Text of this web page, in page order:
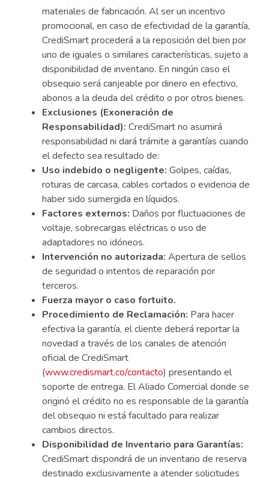
materiales de fabricación. Al ser un incentivo
promocional, en caso de efectividad de la garantía,
CrediSmart procederá a la reposición del bien por
uno de iguales o similares características, sujeto a
disponibilidad de inventario. En ningún caso el
obsequio será canjeable por dinero en efectivo,
abonos a la deuda del crédito o por otros bienes.
Exclusiones (Exoneración de
Responsabilidad): CrediSmart no asumirá
responsabilidad ni dará trámite a garantías cuando
el defecto sea resultado de:
Uso indebido o negligente: Golpes, caídas,
roturas de carcasa, cables cortados o evidencia de
haber sido sumergida en líquidos.
Factores externos: Daños por fluctuaciones de
voltaje, sobrecargas eléctricas o uso de
adaptadores no idóneos.
Intervención no autorizada: Apertura de sellos
de seguridad o intentos de reparación por
terceros.
Fuerza mayor o caso fortuito.
Procedimiento de Reclamación: Para hacer
efectiva la garantía, el cliente deberá reportar la
novedad a través de los canales de atención
oficial de CrediSmart
(www.credismart.co/contacto) presentando el
soporte de entrega. El Aliado Comercial donde se
originó el crédito no es responsable de la garantía
del obsequio ni está facultado para realizar
cambios directos.
Disponibilidad de Inventario para Garantías:
CrediSmart dispondrá de un inventario de reserva
destinado exclusivamente a atender solicitudes